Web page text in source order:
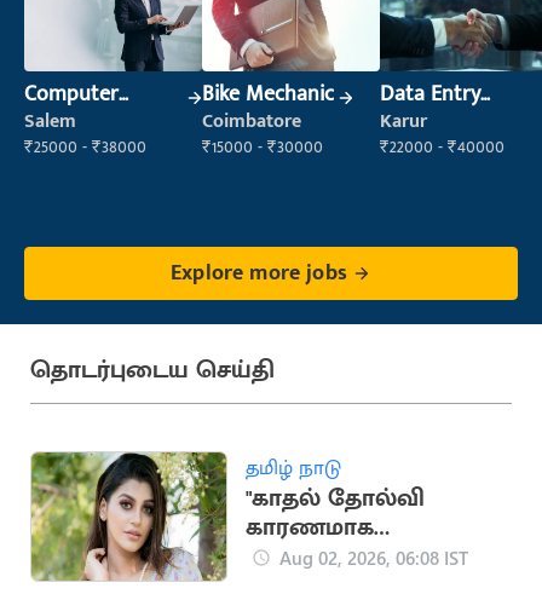
Computer
Operator
Salem
₹25000 - ₹38000
Bike Mechanic
Coimbatore
₹15000 - ₹30000
Data Entry
Operator
Karur
₹22000 - ₹40000
Explore more jobs
தொடர்புடைய செய்தி
தமிழ் நாடு
"காதல் தோல்வி
காரணமாக
தனிமையில்
Aug 02, 2026, 06:08 IST